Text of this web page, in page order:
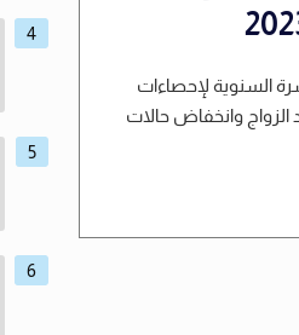
السنوية لإحصاءات
عدد عقود الزواج وانخفاض حالات